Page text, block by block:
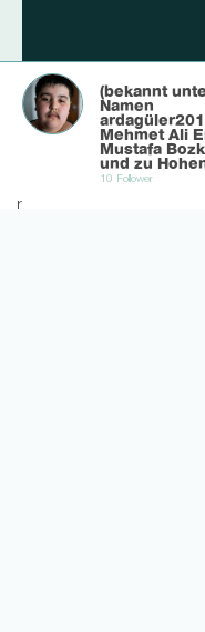
(bekannt
Namen
Mehmet Ali
Mustafa
und zu
10 Follower
r